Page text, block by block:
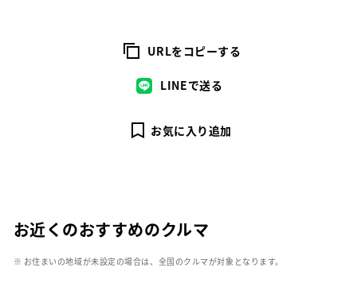
URLをコピーする
LINEで送る
お気に入り追加
お近くのおすすめのクルマ
※ お住まいの地域が未設定の場合は、全国のクルマが対象となります。